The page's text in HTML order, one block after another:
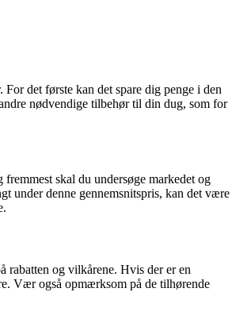
det første kan det spare dig penge i den
nødvendige tilbehør til din dug, som for
skal du undersøge markedet og
under denne gennemsnitspris, kan det være
og vilkårene. Hvis der er en
Vær også opmærksom på de tilhørende